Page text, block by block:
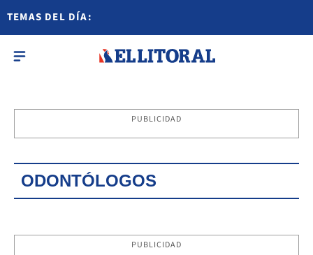
TEMAS DEL DÍA:
PUBLICIDAD
ODONTÓLOGOS
PUBLICIDAD